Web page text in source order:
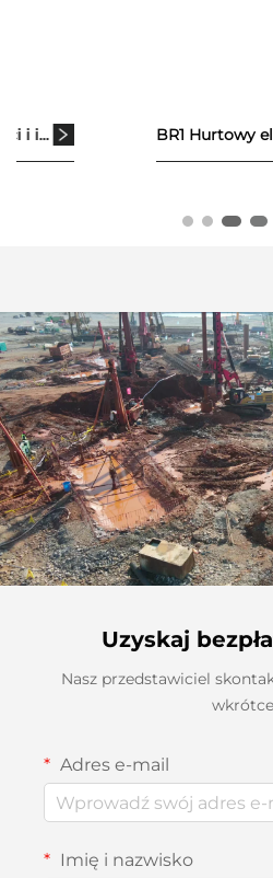
Uzyskaj
Nasz przedstawiciel
Adres e-mail
Imię i nazwisko